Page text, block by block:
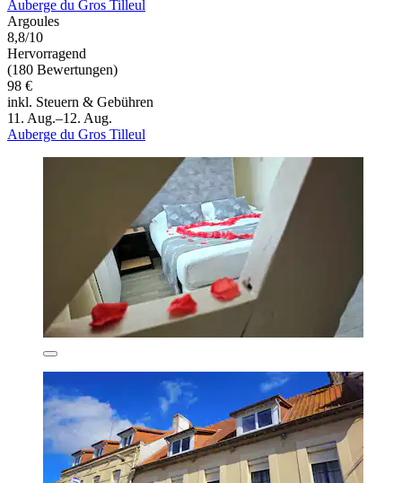
Auberge du Gros Tilleul
Argoules
8,8/10
Hervorragend
(180 Bewertungen)
98 €
inkl. Steuern & Gebühren
11. Aug.–12. Aug.
Auberge du Gros Tilleul